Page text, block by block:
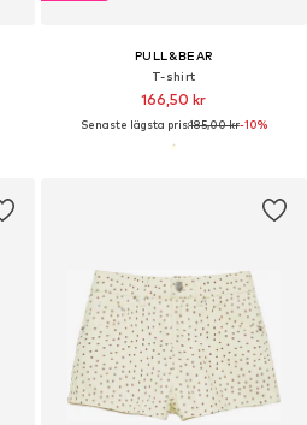
PULL&BEAR
T-shirt
166,50 kr
Senaste lägsta pris:185,00 kr-10%